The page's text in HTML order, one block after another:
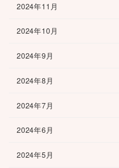
2024年11月
2024年10月
2024年9月
2024年8月
2024年7月
2024年6月
2024年5月